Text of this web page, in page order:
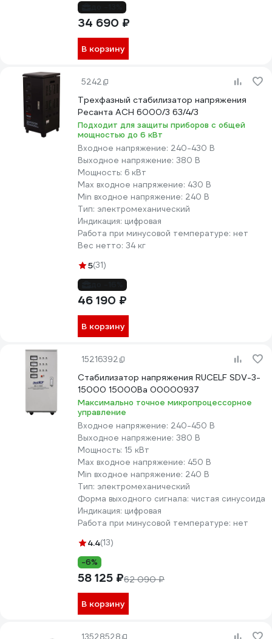
34 690 ₽
В корзину
5242
Трехфазный стабилизатор напряжения
Ресанта АСН 6000/3 63/4/3
Подходит для защиты приборов с общей
мощностью до 6 кВт
Входное напряжение: 240-430 В
Выходное напряжение: 380 В
Мощность: 6 кВт
Max входное напряжение: 430 В
Min входное напряжение: 240 В
Тип: электромеханический
Индикация: цифровая
Работа при минусовой температуре: нет
Вес нетто: 34 кг
5(31)
46 190 ₽
В корзину
15216392
Стабилизатор напряжения RUCELF SDV-3-
15000 15000Ва 00000937
Максимально точное микропроцессорное
управление
Входное напряжение: 240-450 В
Выходное напряжение: 380 В
Мощность: 15 кВт
Max входное напряжение: 450 В
Min входное напряжение: 240 В
Тип: электромеханический
Форма выходного сигнала: чистая синусоида
Индикация: цифровая
Работа при минусовой температуре: нет
4.4(13)
-6%
58 125 ₽62 090 ₽
В корзину
13528528